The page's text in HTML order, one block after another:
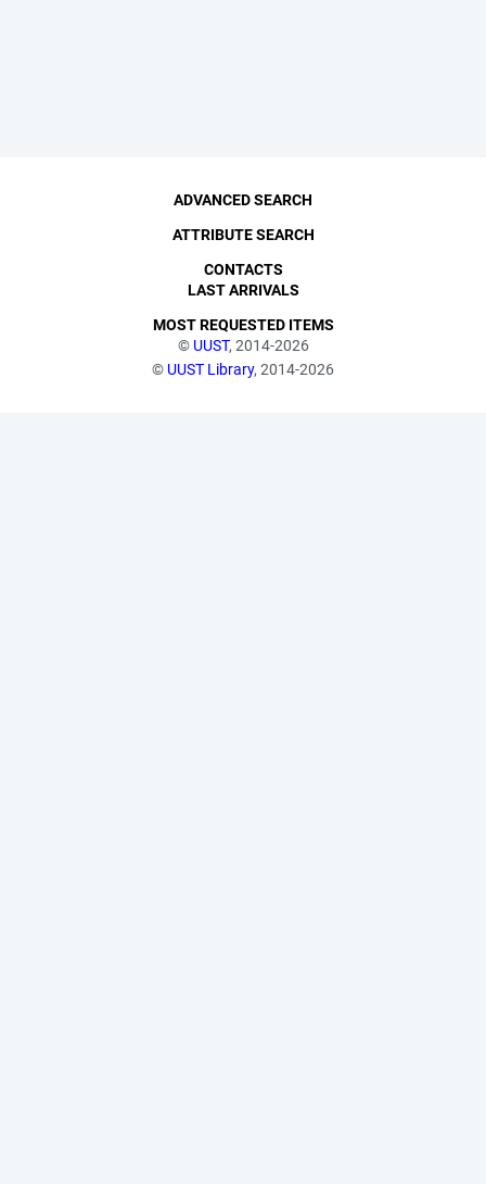
© UUST, 2014-2026
© UUST Library, 2014-2026
ADVANCED SEARCH
ATTRIBUTE SEARCH
CONTACTS
LAST ARRIVALS
MOST REQUESTED ITEMS